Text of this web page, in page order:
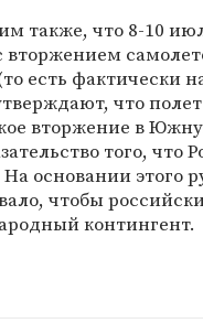
также, что 8-10
вторжением
есть фактически
что
вторжение в
того,
На основании этого
чтобы
контингент.